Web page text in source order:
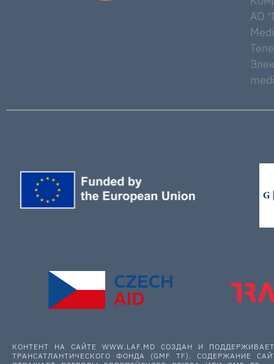
AO
КОНТЕНТ НА САЙТЕ WWW.LAF.MD СОЗДАН И
ТРАНСАТЛАНТИЧЕСКОГО ФОНДА (GMF TF). СОДЕРЖАНИЕ